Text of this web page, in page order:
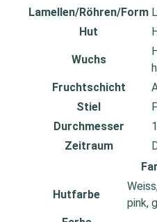
Lamellen/Röhren/Form
Hut
Wuchs
Fruchtschicht
Stiel
Durchmesser
Zeitraum
Hutfarbe
pink,